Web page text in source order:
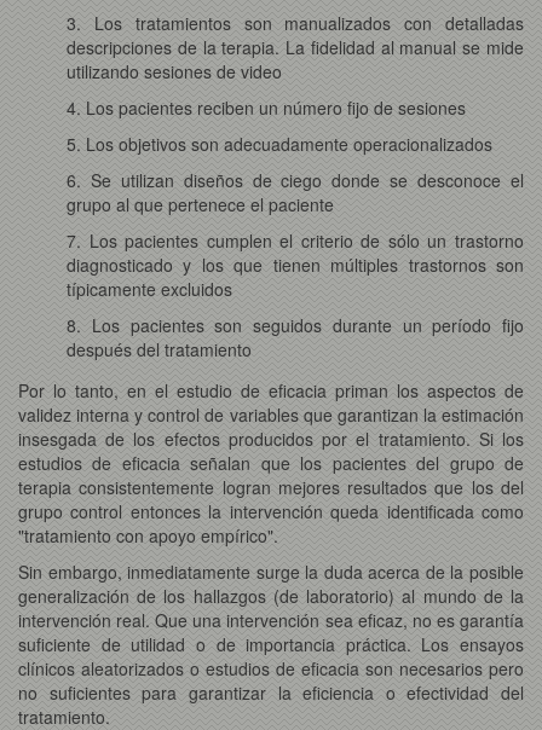
3. Los tratamientos son manualizados con detalladas
descripciones de la terapia. La fidelidad al manual se mide
utilizando sesiones de video
4. Los pacientes reciben un número fijo de sesiones
5. Los objetivos son adecuadamente operacionalizados
6. Se utilizan diseños de ciego donde se desconoce el
grupo al que pertenece el paciente
7. Los pacientes cumplen el criterio de sólo un trastorno
diagnosticado y los que tienen múltiples trastornos son
típicamente excluidos
8. Los pacientes son seguidos durante un período fijo
después del tratamiento
Por lo tanto, en el estudio de eficacia priman los aspectos de
validez interna y control de variables que garantizan la estimación
insesgada de los efectos producidos por el tratamiento. Si los
estudios de eficacia señalan que los pacientes del grupo de
terapia consistentemente logran mejores resultados que los del
grupo control entonces la intervención queda identificada como
"tratamiento con apoyo empírico".
Sin embargo, inmediatamente surge la duda acerca de la posible
generalización de los hallazgos (de laboratorio) al mundo de la
intervención real. Que una intervención sea eficaz, no es garantía
suficiente de utilidad o de importancia práctica. Los ensayos
clínicos aleatorizados o estudios de eficacia son necesarios pero
no suficientes para garantizar la eficiencia o efectividad del
tratamiento.